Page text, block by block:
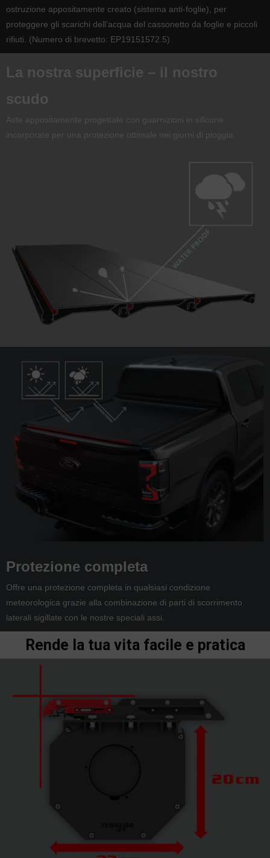
ostruzione appositamente creato (sistema anti-foglie), per
proteggere gli scarichi dell’acqua del cassonetto da foglie e piccoli
rifiuti. (Numero di brevetto: EP19151572.5)
La nostra superficie – il nostro
scudo
Aste appositamente progettate con guarnizioni in silicone
incorporate per una protezione ottimale nei giorni di pioggia
Protezione completa
Offre una protezione completa in qualsiasi condizione
meteorologica grazie alla combinazione di parti di scorrimento
laterali sigillate con le nostre speciali assi.
Rende la tua vita facile e pratica